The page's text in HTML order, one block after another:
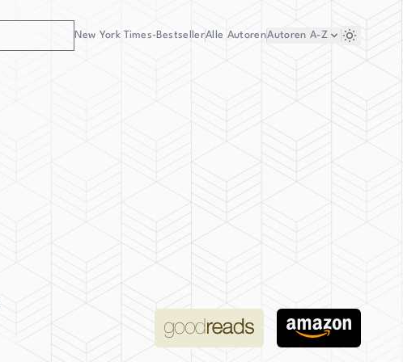
New York Times-BestsellerAlle AutorenAutoren A-Z